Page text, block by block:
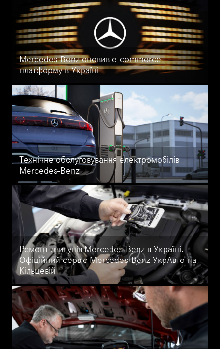
Mercedes-Benz потрібна діагностика ходової частини. Офіційне
обладнання Star Diagnosis, сертифіковані майстри та
оригінальні деталі – у Mercedes-Benz УкрАвто на Кільцевій.
Mercedes-Benz оновив e-commerce
платформу в Україні
Mercedes-Benz розширює можливості онлайн-продажів: нові
функції e-commerce платформи в Україні. Онлайн-резервування
авто, безкоштовне ТО, гнучке фінансування.
Технічне обслуговування електромобілів
Mercedes-Benz
Професійне обслуговування та діагностика електромобілів
Mercedes-Benz EQ у Києві. Перевірка батареї, електросистем,
програмне оновлення та сервіс за стандартами Mercedes-Benz.
Офіційний центр Mercedes-Benz УкрАвто на Кільцевій — ваш
надійний сервіс для електромобілів EQ.
Ремонт двигунів Mercedes-Benz в Україні.
Офіційний сервіс Mercedes-Benz УкрАвто на
Кільцевій
Професійний ремонт і діагностика двигунів Mercedes-Benz у
Києві та по Україні. ГРМ, компресія, турбіна, система
охолодження — повний спектр послуг за стандартами
Mercedes-Benz.